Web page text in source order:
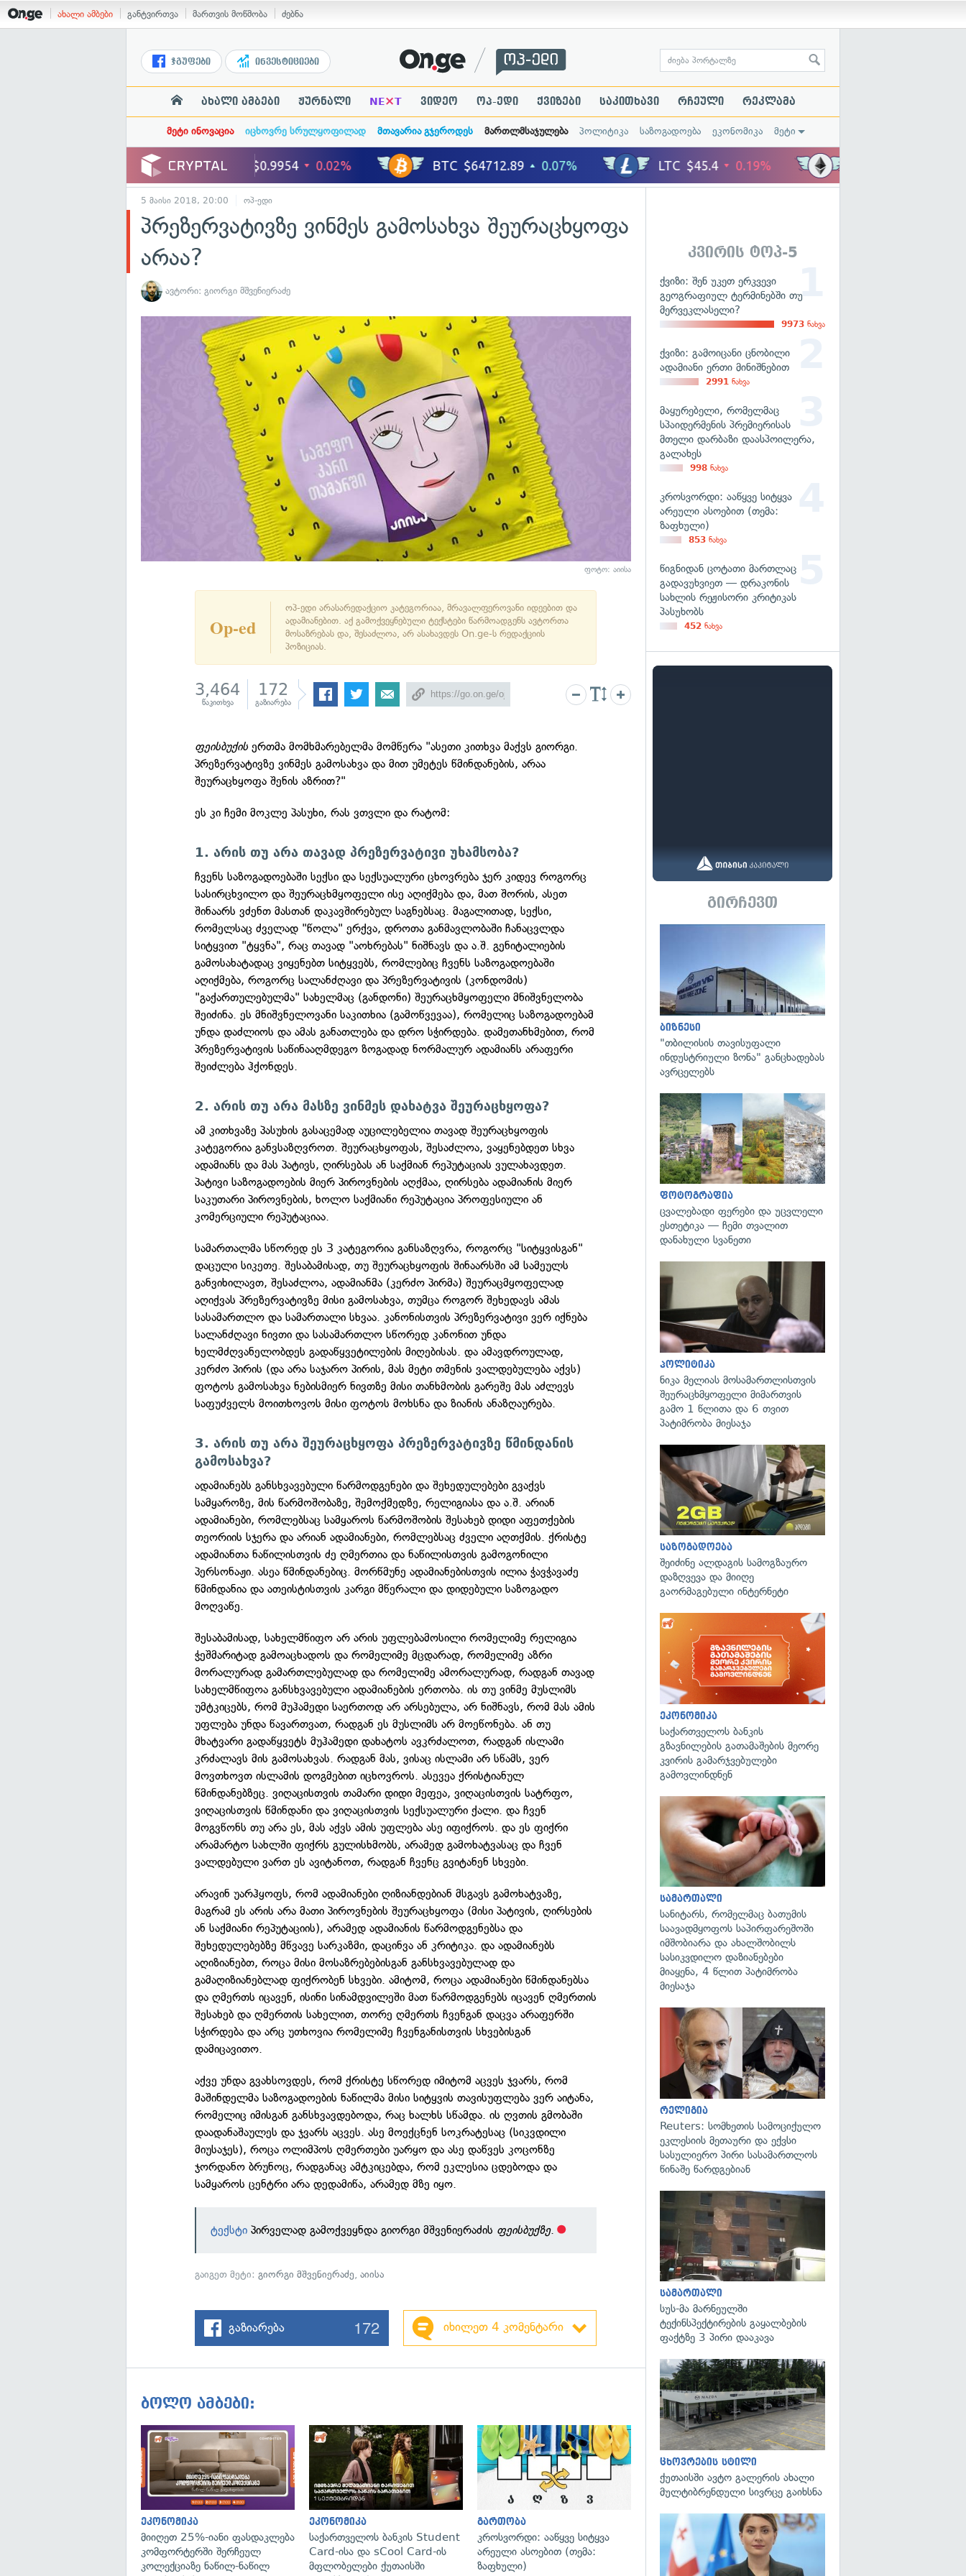
ახალი ამბები განტვირთვა მართვის მოწმობა ძებნა
ჯგუფები ინვესტიციები
ახალი ამბები ჟურნალი NE×T ვიდეო ოპ-ედი ქვიზები საკითხავი რჩეული რეკლამა
მეტი ინოვაცია იცხოვრე სრულყოფილად მთავარია გჯეროდეს მართლმსაჯულება პოლიტიკა საზოგადოება ეკონომიკა მეტი
5 მაისი 2018, 20:00 ოპ-ედი
პრეზერვატივზე ვინმეს გამოსახვა შეურაცხყოფა
არაა?
ავტორი: გიორგი მშვენიერაძე
ფოტო: აიისა
Op-ed
ოპ-ედი არასარედაქციო კატეგორიაა, მრავალფეროვანი იდეებით და
ადამიანებით. აქ გამოქვეყნებული ტექსტები წარმოადგენს ავტორთა
მოსაზრებას და, შესაძლოა, არ ასახავდეს On.ge-ს რედაქციის
პოზიციას.
3,464
წაკითხვა
172
გაზიარება
ფეისბუქისერთმა მომხმარებელმა მომწერა "ასეთი კითხვა მაქვს გიორგი.
პრეზერვატივზე ვინმეს გამოსახვა და მით უმეტეს წმინდანების, არაა
შეურაცხყოფა შენის აზრით?"
ეს კი ჩემი მოკლე პასუხი, რას ვთვლი და რატომ:
1. არის თუ არა თავად პრეზერვატივი უხამსობა?
ჩვენს საზოგადოებაში სექსი და სექსუალური ცხოვრება ჯერ კიდევ როგორც
სასირცხვილო და შეურაცხმყოფელი ისე აღიქმება და, მათ შორის, ასეთ
შინაარს ვძენთ მასთან დაკავშირებულ საგნებსაც. მაგალითად, სექსი,
რომელსაც ძველად "წოლა" ერქვა, დროთა განმავლობაში ჩანაცვლდა
სიტყვით "ტყვნა", რაც თავად "აოხრებას" ნიშნავს და ა.შ. გენიტალიების
გამოსახატადაც ვიყენებთ სიტყვებს, რომლებიც ჩვენს საზოგადოებაში
აღიქმება, როგორც სალანძღავი და პრეზერვატივის (კონდომის)
"გაქართულებულმა" სახელმაც (განდონი) შეურაცხმყოფელი მნიშვნელობა
შეიძინა. ეს მნიშვნელოვანი საკითხია (გამოწვევაა), რომელიც საზოგადოებამ
უნდა დაძლიოს და ამას განათლება და დრო სჭირდება. დამეთანხმებით, რომ
პრეზერვატივის საწინააღმდეგო ზოგადად ნორმალურ ადამიანს არაფერი
შეიძლება ჰქონდეს.
2. არის თუ არა მასზე ვინმეს დახატვა შეურაცხყოფა?
ამ კითხვაზე პასუხის გასაცემად აუცილებელია თავად შეურაცხყოფის
კატეგორია განვსაზღვროთ. შეურაცხყოფას, შესაძლოა, ვაყენებდეთ სხვა
ადამიანს და მას პატივს, ღირსებას ან საქმიან რეპუტაციას ვულახავდეთ.
პატივი საზოგადოების მიერ პიროვნების აღქმაა, ღირსება ადამიანის მიერ
საკუთარი პიროვნების, ხოლო საქმიანი რეპუტაცია პროფესიული ან
კომერციული რეპუტაციაა.
სამართალმა სწორედ ეს 3 კატეგორია განსაზღვრა, როგორც "სიტყვისგან"
დაცული სიკეთე. შესაბამისად, თუ შეურაცხყოფის შინაარსში ამ სამეულს
განვიხილავთ, შესაძლოა, ადამიანმა (კერძო პირმა) შეურაცმყოფელად
აღიქვას პრეზერვატივზე მისი გამოსახვა, თუმცა როგორ შეხედავს ამას
სასამართლო და სამართალი სხვაა. კანონისთვის პრეზერვატივი ვერ იქნება
სალანძღავი ნივთი და სასამართლო სწორედ კანონით უნდა
ხელმძღვანელობდეს გადაწყვეტილების მიღებისას. და ამავდროულად,
კერძო პირის (და არა საჯარო პირის, მას მეტი თმენის ვალდებულება აქვს)
ფოტოს გამოსახვა ნებისმიერ ნივთზე მისი თანხმობის გარეშე მას აძლევს
საფუძველს მოითხოვოს მისი ფოტოს მოხსნა და ზიანის ანაზღაურება.
3. არის თუ არა შეურაცხყოფა პრეზერვატივზე წმინდანის
გამოსახვა?
ადამიანებს განსხვავებული წარმოდგენები და შეხედულებები გვაქვს
სამყაროზე, მის წარმოშობაზე, შემოქმედზე, რელიგიასა და ა.შ. არიან
ადამიანები, რომლებსაც სამყაროს წარმოშობის შესახებ დიდი აფეთქების
თეორიის სჯერა და არიან ადამიანები, რომლებსაც ძველი აღთქმის. ქრისტე
ადამიანთა ნაწილისთვის ძე ღმერთია და ნაწილისთვის გამოგონილი
პერსონაჟი. ასეა წმინდანებიც. მორწმუნე ადამიანებისთვის ილია ჭავჭავაძე
წმინდანია და ათეისტისთვის კარგი მწერალი და დიდებული საზოგადო
მოღვაწე.
შესაბამისად, სახელმწიფო არ არის უფლებამოსილი რომელიმე რელიგია
ჭეშმარიტად გამოაცხადოს და რომელიმე მცდარად, რომელიმე აზრი
მორალურად გამართლებულად და რომელიმე ამორალურად, რადგან თავად
სახელმწიფოა განსხვავებული ადამიანების ერთობა. ის თუ ვინმე მუსლიმს
უმტკიცებს, რომ მუჰამედი საერთოდ არ არსებულა, არ ნიშნავს, რომ მას ამის
უფლება უნდა წავართვათ, რადგან ეს მუსლიმს არ მოეწონება. ან თუ
მხატვარი გადაწყვეტს მუჰამედი დახატოს ავკრძალოთ, რადგან ისლამი
კრძალავს მის გამოსახვას. რადგან მას, ვისაც ისლამი არ სწამს, ვერ
მოვთხოვთ ისლამის დოგმებით იცხოვროს. ასევეა ქრისტიანულ
წმინდანებზეც. ვიღაცისთვის თამარი დიდი მეფეა, ვიღაცისთვის სატრფო,
ვიღაცისთვის წმინდანი და ვიღაცისთვის სექსუალური ქალი. და ჩვენ
მოგვწონს თუ არა ეს, მას აქვს ამის უფლება ასე იფიქროს. და ეს ფიქრი
არამარტო სახლში ფიქრს გულისხმობს, არამედ გამოხატვასაც და ჩვენ
ვალდებული ვართ ეს ავიტანოთ, რადგან ჩვენც გვიტანენ სხვები.
არავინ უარჰყოფს, რომ ადამიანები ღიზიანდებიან მსგავს გამოხატვაზე,
მაგრამ ეს არის არა მათი პიროვნების შეურაცხყოფა (მისი პატივის, ღირსების
ან საქმიანი რეპუტაციის), არამედ ადამიანის წარმოდგენებსა და
შეხედულებებზე მწვავე სარკაზმი, დაცინვა ან კრიტიკა. და ადამიანებს
აღიზიანებთ, როცა მისი მოსაზრებებისგან განსხვავებულად და
გამაღიზიანებლად ფიქრობენ სხვები. ამიტომ, როცა ადამიანები წმინდანებსა
და ღმერთს იცავენ, ისინი სინამდვილეში მათ წარმოდგენებს იცავენ ღმერთის
შესახებ და ღმერთის სახელით, თორე ღმერთს ჩვენგან დაცვა არაფერში
სჭირდება და არც უთხოვია რომელიმე ჩვენგანისთვის სხვებისგან
დამიცავითო.
აქვე უნდა გვახსოვდეს, რომ ქრისტე სწორედ იმიტომ აცვეს ჯვარს, რომ
მაშინდელმა საზოგადოების ნაწილმა მისი სიტყვის თავისუფლება ვერ აიტანა,
რომელიც იმისგან განსხვავდებოდა, რაც ხალხს სწამდა. ის ღვთის გმობაში
დაადანაშაულეს და ჯვარს აცვეს. ასე მოექცნენ სოკრატესაც (სიკვდილი
მიუსაჯეს), როცა ოლიმპოს ღმერთები უარყო და ასე დაწვეს კოცონზე
ჯორდანო ბრუნოც, რადგანაც ამტკიცებდა, რომ ეკლესია ცდებოდა და
სამყაროს ცენტრი არა დედამიწა, არამედ მზე იყო.
ტექსტი პირველად გამოქვეყნდა გიორგი მშვენიერაძის ფეისბუქზე.
გაიგეთ მეტი:გიორგი მშვენიერაძე,აიისა
გაზიარება 172 იხილეთ 4 კომენტარი
ბოლო ამბები:
ეკონომიკა
მიიღეთ 25%-იანი ფასდაკლება
კომფორტერში შერჩეულ
კოლექციაზე ნაწილ-ნაწილ
ეკონომიკა
საქართველოს ბანკის Student
Card-ისა და sCool Card-ის
მფლობელები ქუთაისში
გადახედვა
გართობა
კროსვორდი: ააწყვე სიტყვა
არეული ასოებით (თემა:
ზაფხული)
კვირის ტოპ-5
ქვიზი: შენ უკეთ ერკვევი
გეოგრაფიულ ტერმინებში თუ
მერვეკლასელი?
9973 ნახვა
ქვიზი: გამოიცანი ცნობილი
ადამიანი ერთი მინიშნებით
2991 ნახვა
მაყურებელი, რომელმაც
სპაიდერმენის პრემიერისას
მთელი დარბაზი დაასპოილერა,
გალახეს
998 ნახვა
კროსვორდი: ააწყვე სიტყვა
არეული ასოებით (თემა:
ზაფხული)
853 ნახვა
წიგნიდან ცოტათი მართლაც
გადავუხვიეთ — დრაკონის
სახლის რეჟისორი კრიტიკას
პასუხობს
452 ნახვა
გირჩევთ
ბიზნესი
"თბილისის თავისუფალი
ინდუსტრიული ზონა" განცხადებას
ავრცელებს
ფოტოგრაფია
ცვალებადი ფერები და უცვლელი
ესთეტიკა — ჩემი თვალით
დანახული სვანეთი
პოლიტიკა
ნიკა მელიას მოსამართლისთვის
შეურაცხმყოფელი მიმართვის
გამო 1 წლითა და 6 თვით
პატიმრობა მიესაჯა
საზოგადოება
შეიძინე ალდაგის სამოგზაურო
დაზღვევა და მიიღე
გაორმაგებული ინტერნეტი
ეკონომიკა
საქართველოს ბანკის
გზავნილების გათამაშების მეორე
კვირის გამარჯვებულები
გამოვლინდნენ
სამართალი
სანიტარს, რომელმაც ბათუმის
საავადმყოფოს საპირფარეშოში
იმშობიარა და ახალშობილს
სასიკვდილო დაზიანებები
მიაყენა, 4 წლით პატიმრობა
მიესაჯა
რელიგია
Reuters: სომხეთის სამოციქულო
ეკლესიის მეთაური და ექვსი
სასულიერო პირი სასამართლოს
წინაშე წარდგებიან
სამართალი
სუს-მა მარნეულში
ტექინსპექტირების გაყალბების
ფაქტზე 3 პირი დააკავა
ცხოვრების სტილი
ქუთაისში ავტო გალერის ახალი
მულტიბრენდული სივრცე გაიხსნა